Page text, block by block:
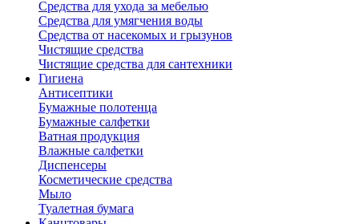
Средства для ухода за мебелью
Средства для умягчения воды
Средства от насекомых и грызунов
Чистящие средства
Чистящие средства для сантехники
Гигиена
Антисептики
Бумажные полотенца
Бумажные салфетки
Ватная продукция
Влажные салфетки
Диспенсеры
Косметические средства
Мыло
Туалетная бумага